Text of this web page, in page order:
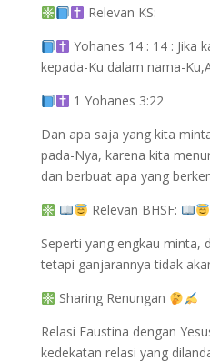
Relevan KS:
Yohanes 14 : 14 : Jika
kepada-Ku dalam nama-
1 Yohanes 3:22
Dan apa saja yang kita
pada-Nya, karena kita
dan berbuat apa yang
Relevan BHSF:
Seperti yang engkau minta,
tetapi ganjarannya tidak
Sharing Renungan
Relasi Faustina dengan
kedekatan relasi yang